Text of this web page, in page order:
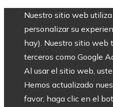
Nuestro sitio web
personalizar su
hay). Nuestro sitio web
terceros como Google
Al usar el sitio web,
Hemos actualizado
favor, haga clic en el